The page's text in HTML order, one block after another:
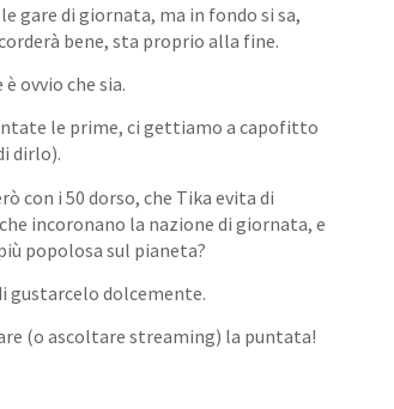
gare di giornata, ma in fondo si sa,
bene, sta proprio alla fine.
ovvio che sia.
le prime, ci gettiamo a capofitto
dirlo).
con i 50 dorso, che Tika evita di
incoronano la nazione di giornata, e
popolosa sul pianeta?
gustarcelo dolcemente.
(o ascoltare streaming) la puntata!